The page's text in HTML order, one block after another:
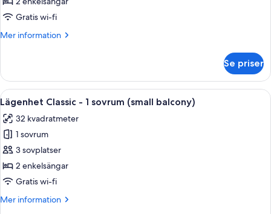
-
sovrum
Gratis wi-fi
Mer information
Mer
Classic
1
sovrum
(small
balcony)
Se priser
Öppna
alla
foton
för
Lägenhet
Classic
-
sovrum
Värdeförvaringsskåp på rummet,
9
Lägenhet Classic - 1 sovrum (small balcony)
32 kvadratmeter
1 sovrum
3 sovplatser
2 enkelsängar
Gratis wi-fi
Mer information
Mer